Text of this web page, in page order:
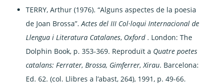
TERRY, Arthur (1976). “Alguns aspectes de la poesia
de Joan Brossa”.Actes del III Col·loqui Internacional de
Llengua i Literatura Catalanes, Oxford . London: The
Dolphin Book, p. 353-369. Reproduït a Quatre poetes
catalans: Ferrater, Brossa, Gimferrer, Xirau. Barcelona:
Ed. 62. (col. Llibres a l’abast, 264), 1991, p. 49-66.